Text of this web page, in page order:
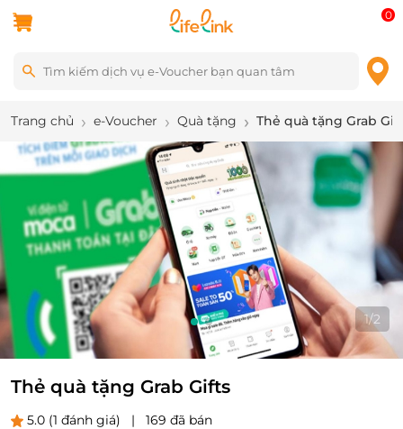
0
Trang chủ e-Voucher Quà tặng Thẻ quà tặng Grab
1/2
Thẻ quà tặng Grab Gifts
5.0 (1 đánh giá) | 169 đã bán